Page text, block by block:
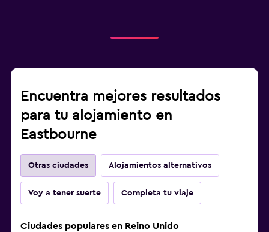
Encuentra mejores resultados
para tu alojamiento en
Eastbourne
Otras ciudades Alojamientos alternativos
Voy a tener suerte Completa tu viaje
Ciudades populares en Reino Unido